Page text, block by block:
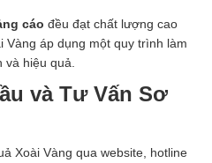
cáo đều đạt chất lượng cao
Vàng áp dụng một quy trình làm
hiệu quả.
và Tư Vấn Sơ
Xoài Vàng qua website, hotline